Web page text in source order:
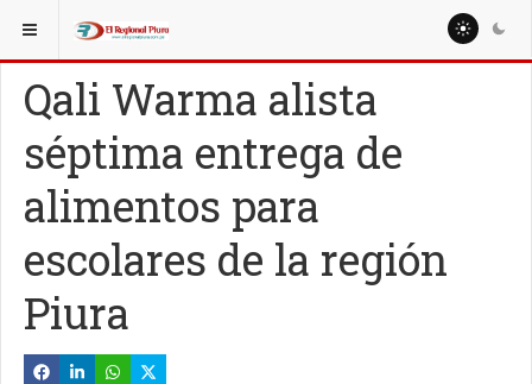
ESTÁ AQUÍ: REGIÓN PIURA
Qali Warma alista
séptima entrega de
alimentos para
escolares de la región
Piura